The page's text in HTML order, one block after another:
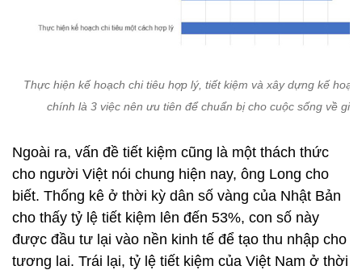
Thực hiện kế hoạch chi tiêu hợp lý, tiết kiệm và xây dựng kế
chính là 3 việc nên ưu tiên để chuẩn bị cho cuộc sống về già
Ngoài ra, vấn đề tiết kiệm cũng là một thách thức
cho người Việt nói chung hiện nay, ông Long cho
biết. Thống kê ở thời kỳ dân số vàng của Nhật Bản
cho thấy tỷ lệ tiết kiệm lên đến 53%, con số này
được đầu tư lại vào nền kinh tế để tạo thu nhập cho
tương lai. Trái lại, tỷ lệ tiết kiệm của Việt Nam ở thời